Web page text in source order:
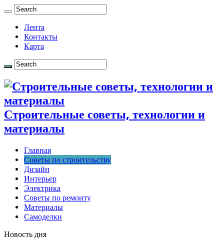
Лента
Контакты
Карта
Строительные советы, технологии и
материалы
Главная
Советы по строительству
Дизайн
Интерьер
Электрика
Советы по ремонту
Материалы
Самоделки
Новость дня